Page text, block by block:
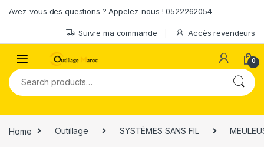
Avez-vous des questions ? Appelez-nous ! 0522262054
Suivre ma commande Accès revendeurs
0
Search for:
Home Outillage SYSTÈMES SANS FIL